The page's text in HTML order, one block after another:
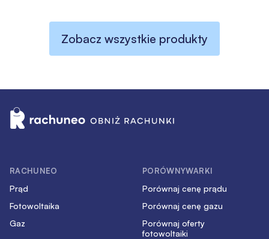
Zobacz wszystkie produkty
RACHUNEO
Prąd
Fotowoltaika
Gaz
PORÓWNYWARKI
Porównaj cenę prądu
Porównaj cenę gazu
Porównaj oferty
fotowoltaiki